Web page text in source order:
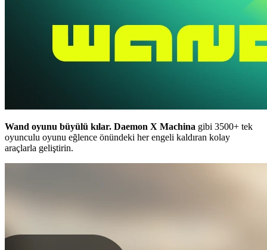
Wand oyunu büyülü kılar. Daemon X Machina gibi 3500+ tek
oyunculu oyunu eğlence önündeki her engeli kaldıran kolay
araçlarla geliştirin.